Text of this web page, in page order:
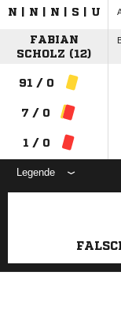
N | N | N | S | U
FABIAN
SCHOLZ (12)
91 / 0
7 / 0
1 / 0
Legende